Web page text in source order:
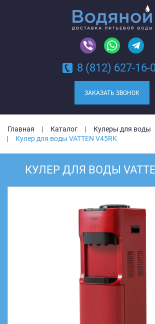
8 (812) 627-16-
ЗАКАЗАТЬ ЗВОНОК
Главная Каталог Кулеры для воды
Кулер для воды VATTEN V45RK
КУЛЕР ДЛЯ ВОДЫ